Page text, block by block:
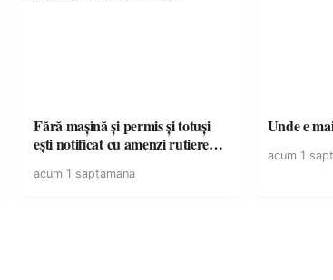
Fără mașină și permis și totuși
ești notificat cu amenzi rutiere…
acum 1 saptamana
Unde e
acum 1